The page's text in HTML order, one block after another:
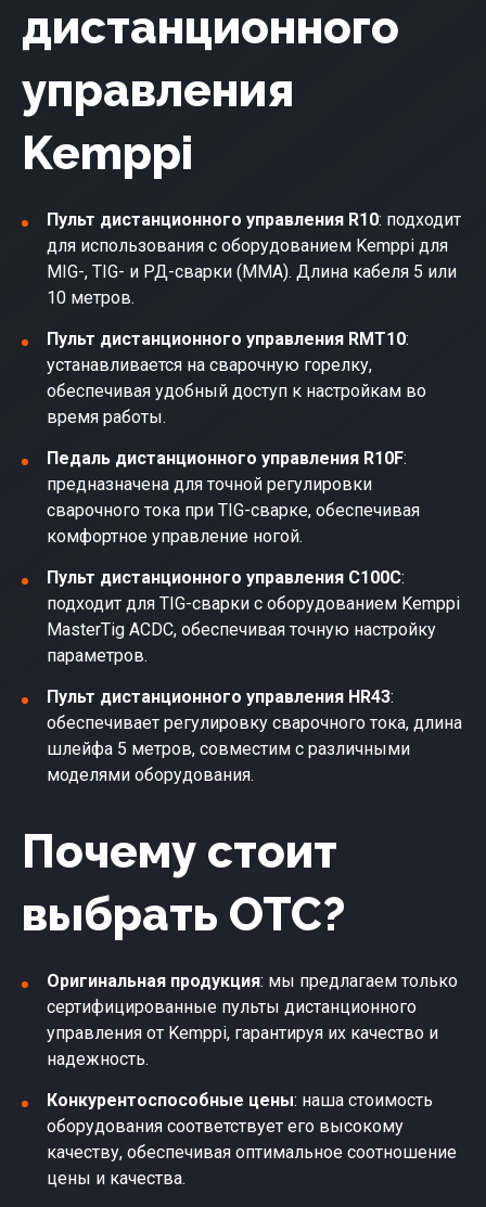
дистанционного
управления
Kemppi
Пульт дистанционного управления R10: подходит
для использования с оборудованием Kemppi для
MIG-, TIG- и РД-сварки (MMA). Длина кабеля 5 или
10 метров.
Пульт дистанционного управления RMT10:
устанавливается на сварочную горелку,
обеспечивая удобный доступ к настройкам во
время работы.
Педаль дистанционного управления R10F:
предназначена для точной регулировки
сварочного тока при TIG-сварке, обеспечивая
комфортное управление ногой.
Пульт дистанционного управления C100C:
подходит для TIG-сварки с оборудованием Kemppi
MasterTig ACDC, обеспечивая точную настройку
параметров.
Пульт дистанционного управления HR43:
обеспечивает регулировку сварочного тока, длина
шлейфа 5 метров, совместим с различными
моделями оборудования.
Почему стоит
выбрать ОТС?
Оригинальная продукция: мы предлагаем только
сертифицированные пульты дистанционного
управления от Kemppi, гарантируя их качество и
надежность.
Конкурентоспособные цены: наша стоимость
оборудования соответствует его высокому
качеству, обеспечивая оптимальное соотношение
цены и качества.